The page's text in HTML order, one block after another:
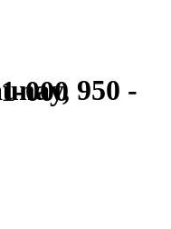
84051-000